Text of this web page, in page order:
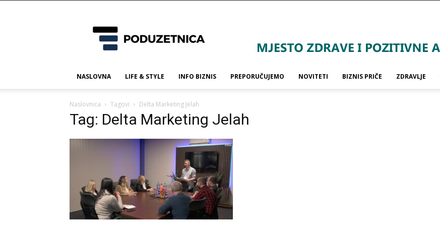
NASLOVNA LIFE & STYLE INFO BIZNIS PREPORUČUJEMO NOVITETI BIZNIS PRIČE ZDRAVLJE
Naslovnica Tagovi Delta Marketing Jelah
Tag: Delta Marketing Jelah